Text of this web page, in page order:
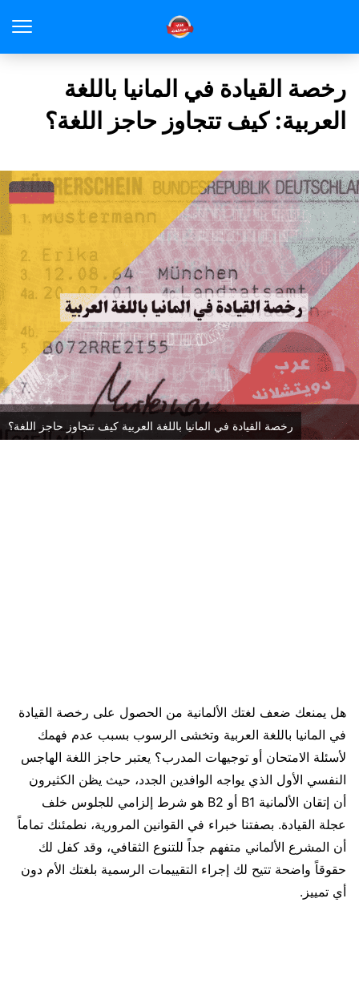
رخصة القيادة في المانيا باللغة
العربية: كيف تتجاوز حاجز اللغة؟
رخصة القيادة في المانيا باللغة العربية كيف تتجاوز حاجز اللغة؟
هل يمنعك ضعف لغتك الألمانية من الحصول على رخصة القيادة
في المانيا باللغة العربية وتخشى الرسوب بسبب عدم فهمك
لأسئلة الامتحان أو توجيهات المدرب؟ يعتبر حاجز اللغة الهاجس
النفسي الأول الذي يواجه الوافدين الجدد، حيث يظن الكثيرون
أن إتقان الألمانية B1 أو B2 هو شرط إلزامي للجلوس خلف
عجلة القيادة. بصفتنا خبراء في القوانين المرورية، نطمئنك تماماً
أن المشرع الألماني متفهم جداً للتنوع الثقافي، وقد كفل لك
حقوقاً واضحة تتيح لك إجراء التقييمات الرسمية بلغتك الأم دون
أي تمييز.